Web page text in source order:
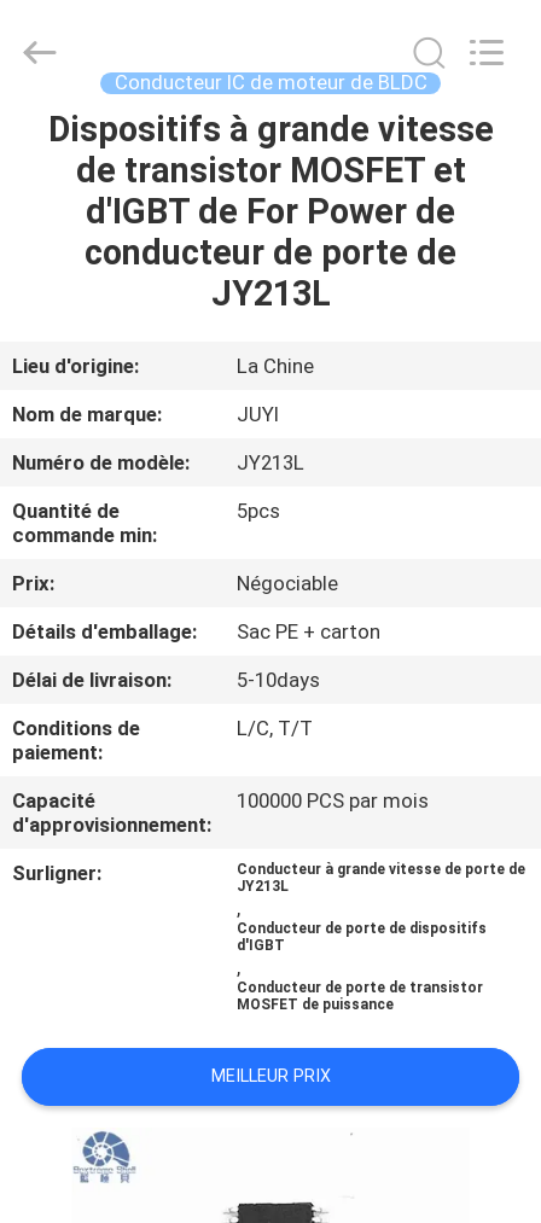
APERÇU
PRODUITS
A
PROPOS
NOUS
D'USINE
CONTRÔLE
DE
LA
QUALITÉ
CONTACT
LES
CAS
DEMANDE
Motor
Technology
Conducteur IC de moteur de BLDC
Dispositifs à grande vitesse
de transistor MOSFET et
d'IGBT de For Power de
conducteur de porte de
JY213L
Lieu d'origine:
La Chine
Nom de marque:
JUYI
Numéro de modèle:
JY213L
Quantité de
commande min:
5pcs
Prix:
Négociable
Détails d'emballage:
Sac PE + carton
Délai de livraison:
5-10days
Conditions de
paiement:
L/C, T/T
Capacité
d'approvisionnement:
100000 PCS par mois
Surligner:
Conducteur à grande vitesse de porte de
JY213L
,
Conducteur de porte de dispositifs
d'IGBT
,
Conducteur de porte de transistor
MOSFET de puissance
MEILLEUR PRIX